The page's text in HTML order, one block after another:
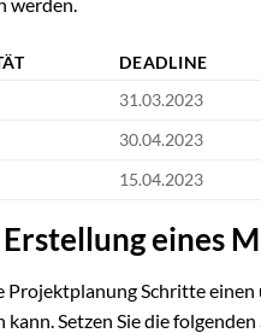
DEADLINE
31.03.2023
30.04.2023
15.04.2023
eines
Schritte
Setzen Sie die